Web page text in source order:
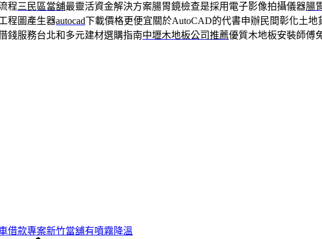
程三民區當舖最靈活資金解決方案腸胃鏡檢查是採用電子影像拍攝儀器腸
程圖產生器autocad下載價格更便宜關於AutoCAD的代書申辦民間彰化土地
錢服務台北和多元建材選購指南中壢木地板公司推薦優質木地板安裝師傅
借款專案新竹當舖有噴霧降溫